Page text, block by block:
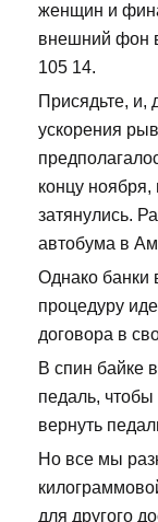
женщин и
внешний фон
105 14.
Присядьте, и,
ускорения
концу ноября,
затянулись.
автобума в
Однако банки
процедуру
договора в
В спин байке
педаль, чтобы
вернуть
Но все мы
для другого